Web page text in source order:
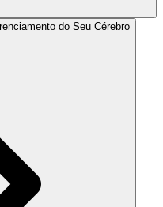
do Seu Cérebro